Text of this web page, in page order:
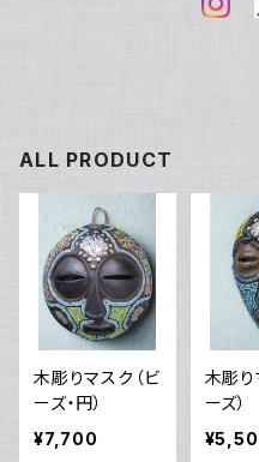
ALL PRODUCT
木彫りマスク（ビ
ーズ・円）
¥7,700
木彫り
ーズ）